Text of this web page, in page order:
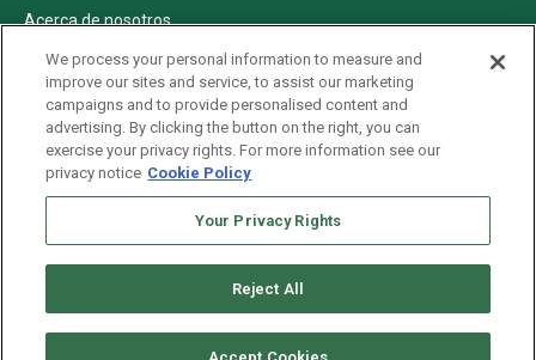
Acerca de nosotros
Politica de privacidad
Pautas Editoriales
AdChoices
Advertise with us
Newsletters
We process your personal information to measure and
improve our sites and service, to assist our marketing
campaigns and to provide personalised content and
advertising. By clicking the button on the right, you can
exercise your privacy rights. For more information see our
privacy notice Cookie Policy
Your Privacy Rights
Reject All